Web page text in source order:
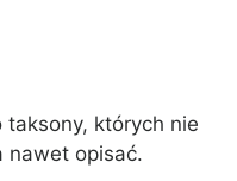
których nie
nawet opisać.